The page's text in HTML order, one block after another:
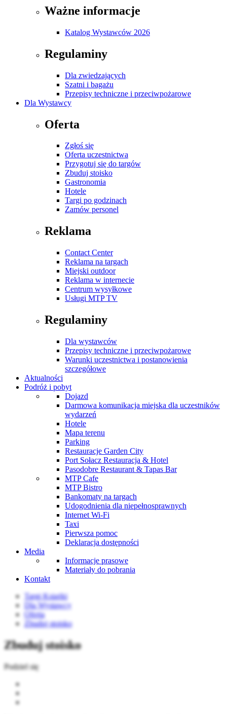
Ważne informacje
Katalog Wystawców 2026
Regulaminy
Dla zwiedzających
Szatni i bagażu
Przepisy techniczne i przeciwpożarowe
Dla Wystawcy
Oferta
Zgłoś się
Oferta uczestnictwa
Przygotuj się do targów
Zbuduj stoisko
Gastronomia
Hotele
Targi po godzinach
Zamów personel
Reklama
Contact Center
Reklama na targach
Miejski outdoor
Reklama w internecie
Centrum wysyłkowe
Usługi MTP TV
Regulaminy
Dla wystawców
Przepisy techniczne i przeciwpożarowe
Warunki uczestnictwa i postanowienia
szczegółowe
Aktualności
Podróż i pobyt
Dojazd
Darmowa komunikacja miejska dla uczestników
wydarzeń
Hotele
Mapa terenu
Parking
Restauracje Garden City
Port Sołacz Restauracja & Hotel
Pasodobre Restaurant & Tapas Bar
MTP Cafe
MTP Bistro
Bankomaty na targach
Udogodnienia dla niepełnosprawnych
Internet Wi-Fi
Taxi
Pierwsza pomoc
Deklaracja dostępności
Media
Informacje prasowe
Materiały do pobrania
Kontakt
Targi Książki
Dla Wystawcy
Oferta
Zbuduj stoisko
Zbuduj stoisko
Podziel się